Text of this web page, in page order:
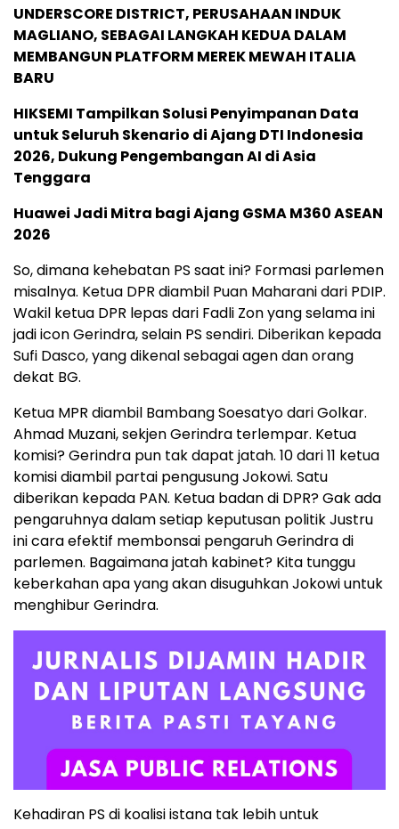
UNDERSCORE DISTRICT, PERUSAHAAN INDUK
MAGLIANO, SEBAGAI LANGKAH KEDUA DALAM
MEMBANGUN PLATFORM MEREK MEWAH ITALIA
BARU
HIKSEMI Tampilkan Solusi Penyimpanan Data
untuk Seluruh Skenario di Ajang DTI Indonesia
2026, Dukung Pengembangan AI di Asia
Tenggara
Huawei Jadi Mitra bagi Ajang GSMA M360 ASEAN
2026
So, dimana kehebatan PS saat ini? Formasi parlemen
misalnya. Ketua DPR diambil Puan Maharani dari PDIP.
Wakil ketua DPR lepas dari Fadli Zon yang selama ini
jadi icon Gerindra, selain PS sendiri. Diberikan kepada
Sufi Dasco, yang dikenal sebagai agen dan orang
dekat BG.
Ketua MPR diambil Bambang Soesatyo dari Golkar.
Ahmad Muzani, sekjen Gerindra terlempar. Ketua
komisi? Gerindra pun tak dapat jatah. 10 dari 11 ketua
komisi diambil partai pengusung Jokowi. Satu
diberikan kepada PAN. Ketua badan di DPR? Gak ada
pengaruhnya dalam setiap keputusan politik Justru
ini cara efektif membonsai pengaruh Gerindra di
parlemen. Bagaimana jatah kabinet? Kita tunggu
keberkahan apa yang akan disuguhkan Jokowi untuk
menghibur Gerindra.
Kehadiran PS di koalisi istana tak lebih untuk